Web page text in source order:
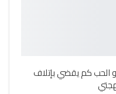
الحب كم يقضي بإتلاف